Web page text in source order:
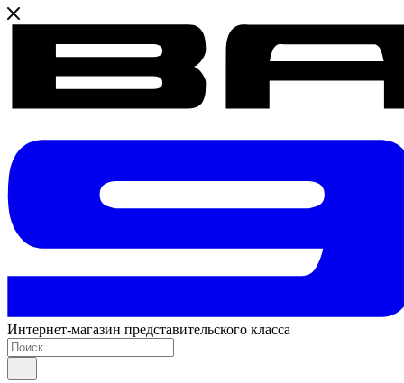
Интернет-магазин представительского класса